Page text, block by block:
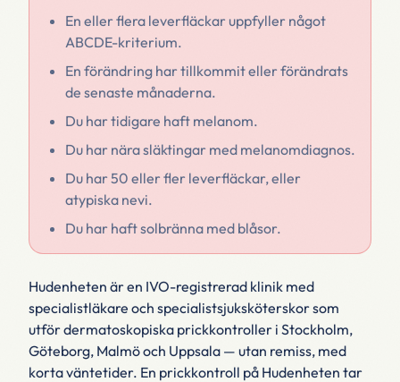
En eller flera leverfläckar uppfyller något
ABCDE-kriterium.
En förändring har tillkommit eller förändrats
de senaste månaderna.
Du har tidigare haft melanom.
Du har nära släktingar med melanomdiagnos.
Du har 50 eller fler leverfläckar, eller
atypiska nevi.
Du har haft solbränna med blåsor.
Hudenheten är en IVO-registrerad klinik med
specialistläkare och specialistsjuksköterskor som
utför dermatoskopiska prickkontroller i Stockholm,
Göteborg, Malmö och Uppsala — utan remiss, med
korta väntetider. En prickkontroll på Hudenheten tar